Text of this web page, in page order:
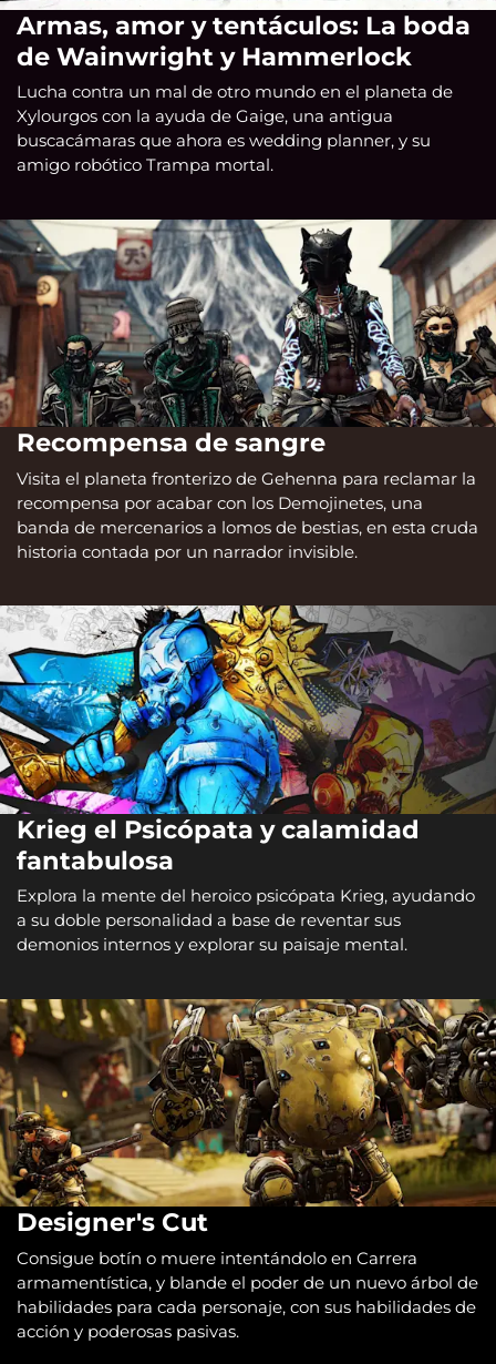
Armas, amor y tentáculos: La boda
de Wainwright y Hammerlock
Lucha contra un mal de otro mundo en el planeta de
Xylourgos con la ayuda de Gaige, una antigua
buscacámaras que ahora es wedding planner, y su
amigo robótico Trampa mortal.
Recompensa de sangre
Visita el planeta fronterizo de Gehenna para reclamar la
recompensa por acabar con los Demojinetes, una
banda de mercenarios a lomos de bestias, en esta cruda
historia contada por un narrador invisible.
Krieg el Psicópata y calamidad
fantabulosa
Explora la mente del heroico psicópata Krieg, ayudando
a su doble personalidad a base de reventar sus
demonios internos y explorar su paisaje mental.
Designer's Cut
Consigue botín o muere intentándolo en Carrera
armamentística, y blande el poder de un nuevo árbol de
habilidades para cada personaje, con sus habilidades de
acción y poderosas pasivas.